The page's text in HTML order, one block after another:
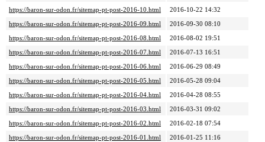
https://baron-sur-odon.fr/sitemap-pt-post-2016-10.html
2016-10-22 14:32
https://baron-sur-odon.fr/sitemap-pt-post-2016-09.html
2016-09-30 08:10
https://baron-sur-odon.fr/sitemap-pt-post-2016-08.html
2016-08-02 19:51
https://baron-sur-odon.fr/sitemap-pt-post-2016-07.html
2016-07-13 16:51
https://baron-sur-odon.fr/sitemap-pt-post-2016-06.html
2016-06-29 08:49
https://baron-sur-odon.fr/sitemap-pt-post-2016-05.html
2016-05-28 09:04
https://baron-sur-odon.fr/sitemap-pt-post-2016-04.html
2016-04-28 08:55
https://baron-sur-odon.fr/sitemap-pt-post-2016-03.html
2016-03-31 09:02
https://baron-sur-odon.fr/sitemap-pt-post-2016-02.html
2016-02-18 07:54
https://baron-sur-odon.fr/sitemap-pt-post-2016-01.html
2016-01-25 11:16